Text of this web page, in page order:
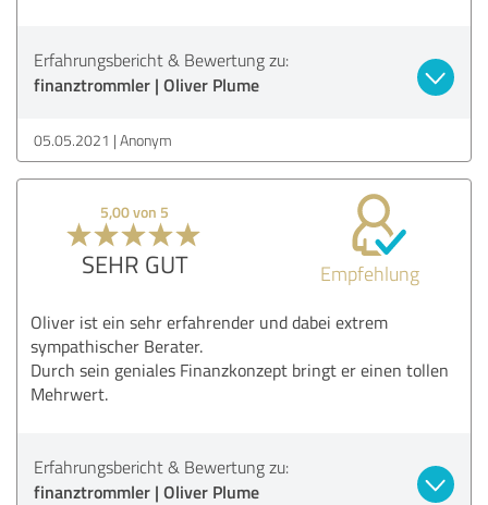
Erfahrungsbericht & Bewertung zu:
finanztrommler | Oliver Plume
05.05.2021 Anonym
5,00 von 5
SEHR GUT Empfehlung
Oliver ist ein sehr erfahrender und dabei extrem
sympathischer Berater.
Durch sein geniales Finanzkonzept bringt er einen tollen
Mehrwert.
Erfahrungsbericht & Bewertung zu:
finanztrommler | Oliver Plume